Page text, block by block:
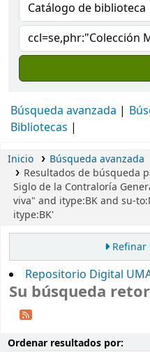
Búsqueda avanzada
Bibliotecas
Inicio
Búsqueda avanzada
Resultados de búsqueda
Siglo de la Contraloría
viva" and itype:BK and su-
itype:BK'
Refinar
Repositorio Digital
Su búsqueda
Ordenar resultados por: